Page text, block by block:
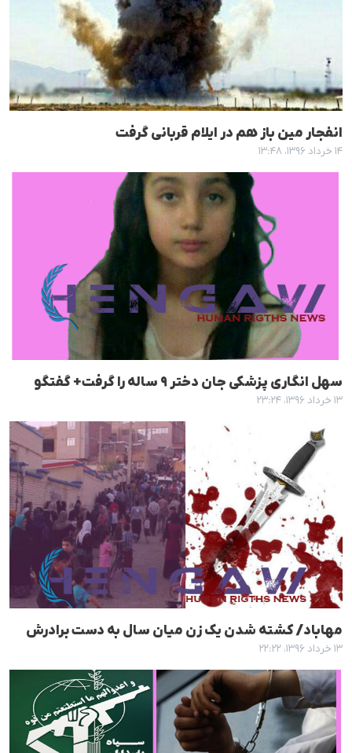
انفجار مین باز هم در ایلام قربانی گرفت
۱۴ خرداد ۱۳۹۶، ۱۳:۴۸
سهل انگاری پزشکی جان دختر ٩ سالە را گرفت+ گفتگو
۱۳ خرداد ۱۳۹۶، ۲۳:۲۴
مهاباد/ کشتە شدن یک زن میان سال بە دست برادرش
۱۳ خرداد ۱۳۹۶، ۲۲:۲۲